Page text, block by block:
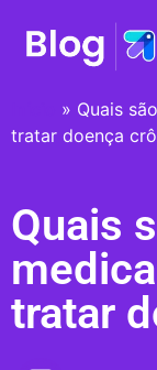
» Quais
tratar doença
Quais
tratar